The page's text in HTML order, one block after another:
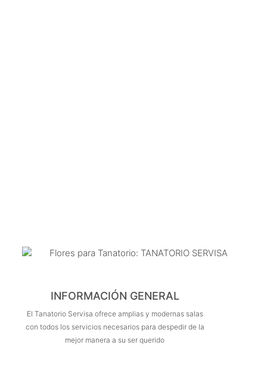
INFORMACIÓN GENERAL
El Tanatorio Servisa ofrece amplias y modernas salas
con todos los servicios necesarios para despedir de la
mejor manera a su ser querido